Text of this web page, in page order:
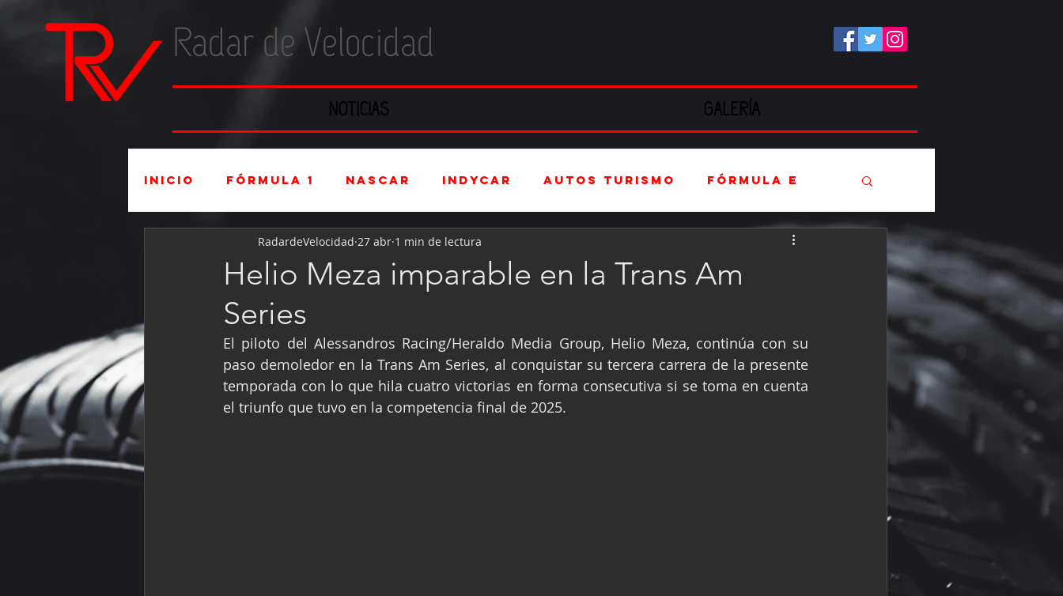
Radar de Velocidad
NOTICIAS GALERÍA
Inicio Fórmula 1 NASCAR IndyCar Autos Turismo Fórmula E
Súper Copa Industria Automotriz
Mexicanos en el extranjero
Fórmula Ford Vintage Fórmula 3 Nauticopa FIA TCR Fórmula 2
Helio Meza imparable en la Trans Am
Series
RadardeVelocidad 27 abr 1 min de lectura
El piloto del Alessandros Racing/Heraldo Media Group, Helio Meza, continúa con su
paso demoledor en la Trans Am Series, al conquistar su tercera carrera de la presente
temporada con lo que hila cuatro victorias en forma consecutiva si se toma en cuenta
el triunfo que tuvo en la competencia final de 2025.